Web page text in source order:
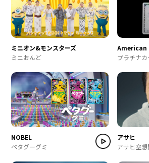
ミニオン&モンスターズ
ミニおんど
American
プラチナカ
NOBEL
ペタグーグミ
アサヒ
アサヒ空想